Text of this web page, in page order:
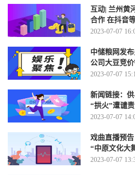
互动| 兰州黄
合作 在抖音
2023-07-07
中储粮网发
公司大豆竞
2023-07-07
新闻链接：
“拱火”遭谴责
2023-07-07
戏曲直播预
“中原文化大
2023-07-07